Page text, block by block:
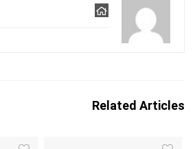
Related Articles